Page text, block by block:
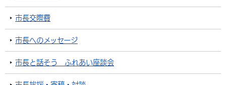
市長交際費
市長へのメッセージ
市長と話そう ふれあい座談会